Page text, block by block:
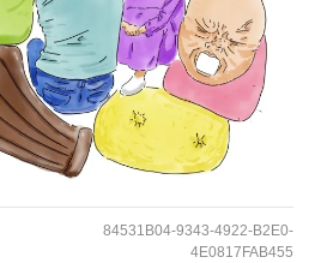
84531B04-9343-4922-B2E0-
4E0817FAB455